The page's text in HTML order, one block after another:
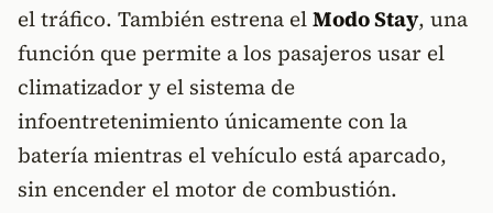
el tráfico. También estrena elModo Stay, una
función que permite a los pasajeros usar el
climatizador y el sistema de
infoentretenimiento únicamente con la
batería mientras el vehículo está aparcado,
sin encender el motor de combustión.